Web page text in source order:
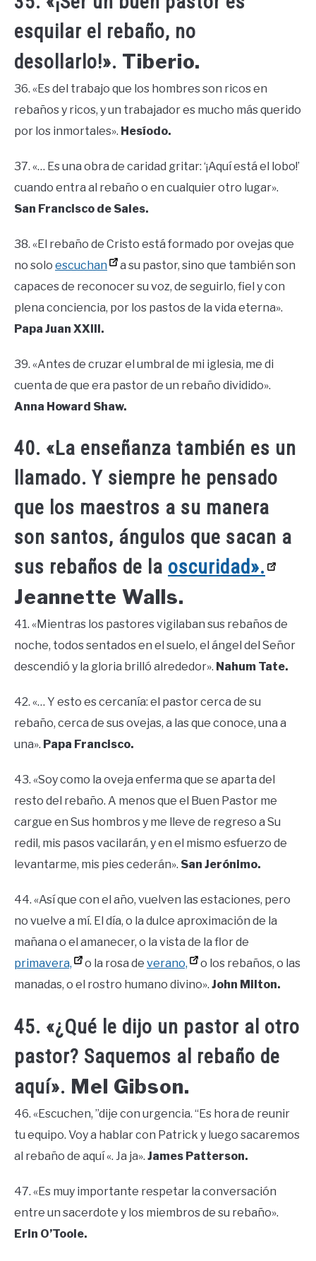
esquilar el rebaño, no
desollarlo!». Tiberio.
36. «Es del trabajo que los hombres son ricos en
rebaños y ricos, y un trabajador es mucho más querido
por los inmortales». Hesíodo.
37. «… Es una obra de caridad gritar: ‘¡Aquí está el lobo!’
cuando entra al rebaño o en cualquier otro lugar».
San Francisco de Sales.
38. «El rebaño de Cristo está formado por ovejas que
no solo escuchan
a su pastor, sino que también son
capaces de reconocer su voz, de seguirlo, fiel y con
plena conciencia, por los pastos de la vida eterna».
Papa Juan XXIII.
39. «Antes de cruzar el umbral de mi iglesia, me di
cuenta de que era pastor de un rebaño dividido».
Anna Howard Shaw.
40. «La enseñanza también es un
llamado. Y siempre he pensado
que los maestros a su manera
son santos, ángulos que sacan a
sus rebaños de la oscuridad».
Jeannette Walls.
41. «Mientras los pastores vigilaban sus rebaños de
noche, todos sentados en el suelo, el ángel del Señor
descendió y la gloria brilló alrededor». Nahum Tate.
42. «… Y esto es cercanía: el pastor cerca de su
rebaño, cerca de sus ovejas, a las que conoce, una a
una». Papa Francisco.
43. «Soy como la oveja enferma que se aparta del
resto del rebaño. A menos que el Buen Pastor me
cargue en Sus hombros y me lleve de regreso a Su
redil, mis pasos vacilarán, y en el mismo esfuerzo de
levantarme, mis pies cederán». San Jerónimo.
44. «Así que con el año, vuelven las estaciones, pero
no vuelve a mí. El día, o la dulce aproximación de la
mañana o el amanecer, o la vista de la flor de
primavera,
o la rosa de verano,
o los rebaños, o las
manadas, o el rostro humano divino». John Milton.
45. «¿Qué le dijo un pastor al otro
pastor? Saquemos al rebaño de
aquí». Mel Gibson.
46. «Escuchen, ”dije con urgencia. “Es hora de reunir
tu equipo. Voy a hablar con Patrick y luego sacaremos
al rebaño de aquí «. Ja ja». James Patterson.
47. «Es muy importante respetar la conversación
entre un sacerdote y los miembros de su rebaño».
Erin O’Toole.